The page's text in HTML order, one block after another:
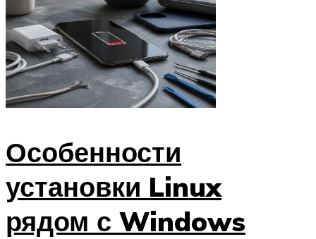
Особенности
установки Linux
рядом с Windows